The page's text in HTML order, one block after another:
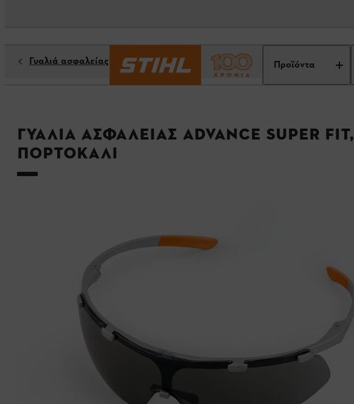
Προϊόντα
Γυαλιά ασφαλείας
Γυαλιά ασφαλείας ADVANCE SUPER FIT,
πορτοκαλί